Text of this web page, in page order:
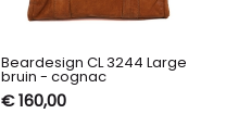
Beardesign CL 3244 Large
bruin - cognac
€ 160,00